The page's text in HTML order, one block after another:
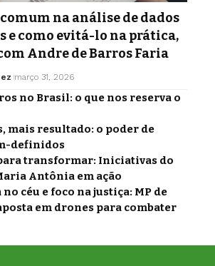
na análise de dados
e como evitá-lo na prática,
Andre de Barros Faria
março 31, 2026
no Brasil: o que nos reserva o
mais resultado: o poder de
definidos
transformar: Iniciativas do
Antônia em ação
céu e foco na justiça: MP de
em drones para combater